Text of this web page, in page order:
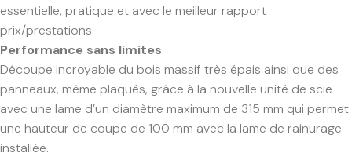
essentielle, pratique et avec le meilleur rapport
prix/prestations.
Performance sans limites
Découpe incroyable du bois massif très épais ainsi que des
panneaux, même plaqués, grâce à la nouvelle unité de scie
avec une lame d’un diamètre maximum de 315 mm qui permet
une hauteur de coupe de 100 mm avec la lame de rainurage
installée.